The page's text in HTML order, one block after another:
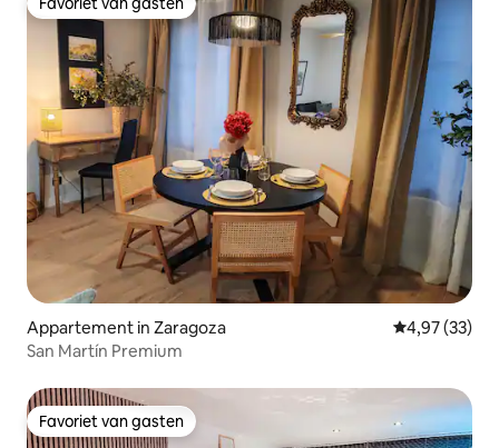
Favoriet van gasten
Appartement in Zaragoza Gemiddelde
4,97 (33)
San Martín Premium
Favoriet van gasten
Favoriet van gasten